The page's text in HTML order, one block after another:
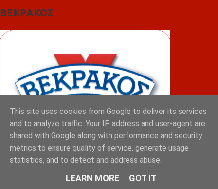
ΒΕΚΡΑΚΟΣ
This site uses cookies from Google to deliver its services
and to analyze traffic. Your IP address and user-agent are
shared with Google along with performance and security
metrics to ensure quality of service, generate usage
statistics, and to detect and address abuse.
LEARN MORE GOT IT